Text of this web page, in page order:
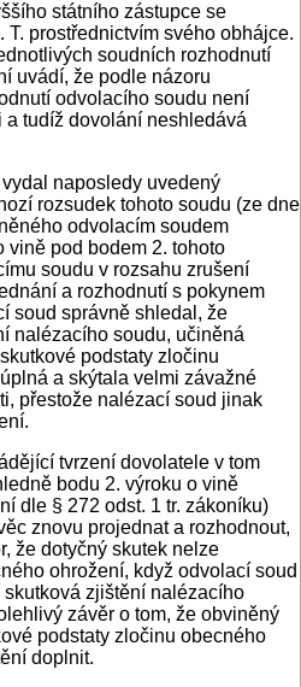
státního zástupce se
prostřednictvím svého obhájce.
soudních rozhodnutí
uvádí, že podle názoru
odvolacího soudu není
tudíž dovolání neshledává
naposledy uvedený
rozsudek tohoto soudu (ze dne
odvolacím soudem
vině pod bodem 2. tohoto
soudu v rozsahu zrušení
a rozhodnutí s pokynem
soud správně shledal, že
nalézacího soudu, učiněná
podstaty zločinu
a skýtala velmi závažné
přestože nalézací soud jinak
tvrzení dovolatele v tom
bodu 2. výroku o vině
dle § 272 odst. 1 tr. zákoníku)
znovu projednat a rozhodnout,
že dotyčný skutek nelze
ohrožení, když odvolací soud
zjištění nalézacího
závěr o tom, že obviněný
podstaty zločinu obecného
doplnit.